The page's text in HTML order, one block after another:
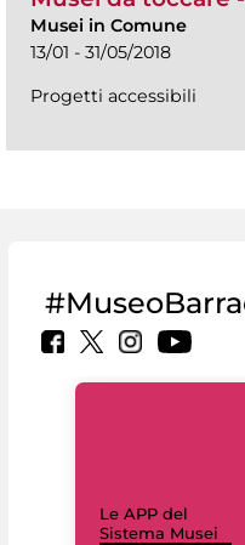
Musei in Comune
13/01 - 31/05/2018
Progetti accessibili
Le APP del
Sistema Musei